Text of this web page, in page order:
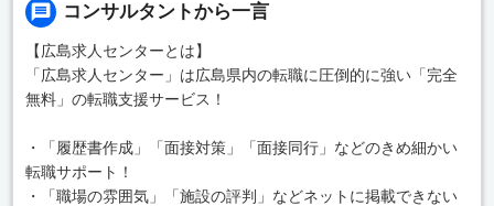
コンサルタントから一言
【広島求人センターとは】
「広島求人センター」は広島県内の転職に圧倒的に強い「完全
無料」の転職支援サービス！
・「履歴書作成」「面接対策」「面接同行」などのきめ細かい
転職サポート！
・「職場の雰囲気」「施設の評判」などネットに掲載できない